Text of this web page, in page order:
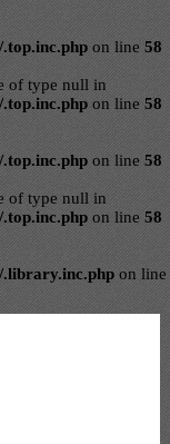
on line 58
of type null in
on line 58
on line 58
of type null in
on line 58
.library.inc.php on line